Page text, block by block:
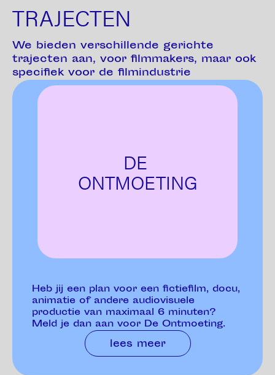
TRAJECTEN
We bieden verschillende gerichte
trajecten aan, voor filmmakers, maar ook
specifiek voor de filmindustrie
DE
ONTMOETING
Heb jij een plan voor een fictiefilm, docu,
animatie of andere audiovisuele
productie van maximaal 6 minuten?
Meld je dan aan voor De Ontmoeting.
lees meer